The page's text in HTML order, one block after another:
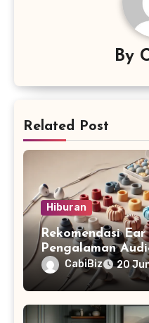
By
Related Post
Hiburan
Rekomendasi
Pengalaman
CabiBiz 20